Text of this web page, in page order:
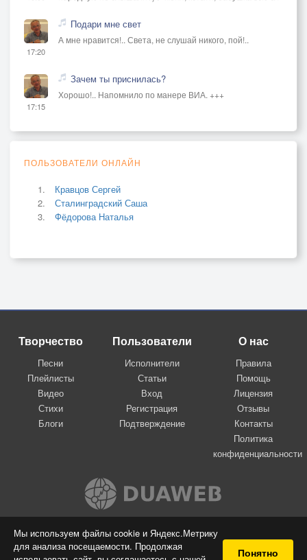
Мы используем файлы cookie и Яндекс.Метрику
для анализа посещаемости. Продолжая
Понятно
17:20
Подари мне свет
А мне нравится!.. Света, не слушай никого, пой!..
17:15
Зачем ты приснилась?
Хорошо!.. Напомнило по манере ВИА. +++
ПОЛЬЗОВАТЕЛИ ОНЛАЙН
Кравцов Сергей
Сталинградский Саша
Фёдорова Наталья
Творчество
Песни
Плейлисты
Видео
Стихи
Блоги
Пользователи
Исполнители
Статьи
Вход
Регистрация
Подтверждение
О нас
Правила
Помощь
Лицензия
Отзывы
Контакты
Политика
конфиденциальности
Вконтакте
© 2009-2026 Я-пою